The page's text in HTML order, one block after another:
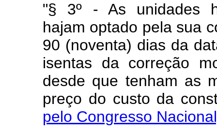
"§ 3º - As unidades
hajam optado pela sua
90 (noventa) dias da
isentas da correção
desde que tenham as
preço do custo da
pelo Congresso